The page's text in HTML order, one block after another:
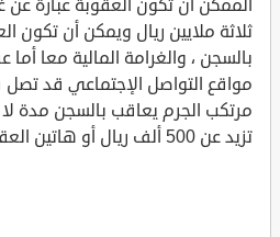
الممكن أن تكون العقوبة عبارة
ثلاثة ملايين ريال ويمكن أن تكون
بالسجن ، والغرامة المالية معا
مواقع التواصل الإجتماعي قد
مرتكب الجرم يعاقب بالسجن مدة
تزيد عن 500 ألف ريال أو هاتين العقوبتين معا.